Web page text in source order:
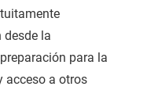
desde la
para la
acceso a otros